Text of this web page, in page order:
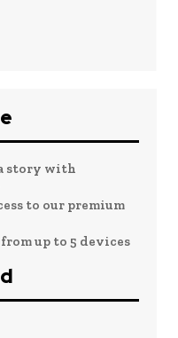
story with
to our premium
up to 5 devices